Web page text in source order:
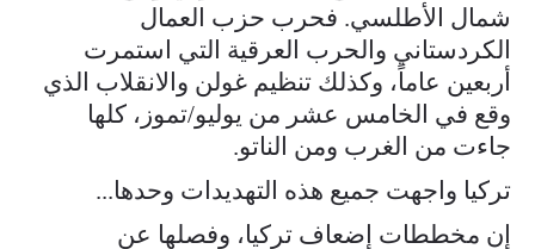
شمال الأطلسي. فحرب حزب العمال
الكردستاني والحرب العرقية التي استمرت
أربعين عاماً، وكذلك تنظيم غولن والانقلاب الذي
وقع في الخامس عشر من يوليو/تموز، كلها
جاءت من الغرب ومن الناتو.
تركيا واجهت جميع هذه التهديدات وحدها...
إن مخططات إضعاف تركيا، وفصلها عن